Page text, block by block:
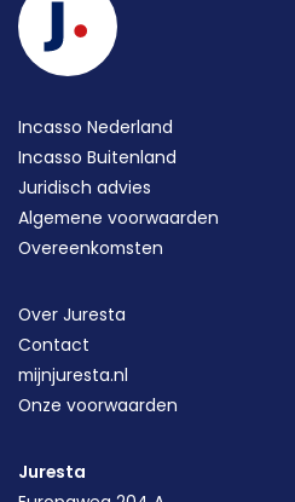
Incasso Nederland
Incasso Buitenland
Juridisch advies
Algemene voorwaarden
Overeenkomsten
Over Juresta
Contact
mijnjuresta.nl
Onze voorwaarden
Juresta